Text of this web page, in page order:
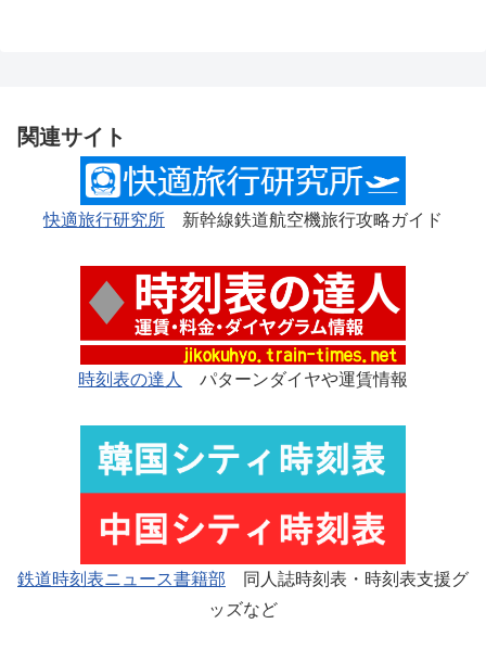
関連サイト
快適旅行研究所 新幹線鉄道航空機旅行攻略ガイド
時刻表の達人 パターンダイヤや運賃情報
鉄道時刻表ニュース書籍部 同人誌時刻表・時刻表支援グ
ッズなど